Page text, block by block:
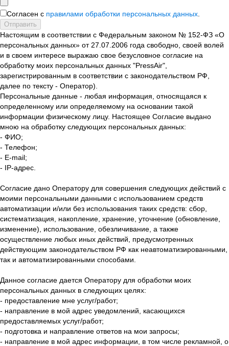
Согласен с правилами обработки персональных данных
Отправить
Настоящим в соответствии с Федеральным законом № 152-ФЗ «О
персональных данных» от 27.07.2006 года свободно, своей волей
и в своем интересе выражаю свое безусловное согласие на
обработку моих персональных данных "PressAir",
зарегистрированным в соответствии с законодательством РФ,
далее по тексту - Оператор).
Персональные данные - любая информация, относящаяся к
определенному или определяемому на основании такой
информации физическому лицу. Настоящее Согласие выдано
мною на обработку следующих персональных данных:
- ФИО;
- Телефон;
- E-mail;
- IP-адрес.
Согласие дано Оператору для совершения следующих действий с
моими персональными данными с использованием средств
автоматизации и/или без использования таких средств: сбор,
систематизация, накопление, хранение, уточнение (обновление,
изменение), использование, обезличивание, а также
осуществление любых иных действий, предусмотренных
действующим законодательством РФ как неавтоматизированными,
так и автоматизированными способами.
Данное согласие дается Оператору для обработки моих
персональных данных в следующих целях:
- предоставление мне услуг/работ;
- направление в мой адрес уведомлений, касающихся
предоставляемых услуг/работ;
- подготовка и направление ответов на мои запросы;
- направление в мой адрес информации, в том числе рекламной, о